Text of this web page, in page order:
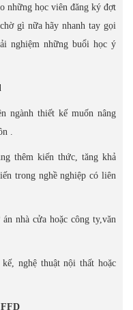
những học viên đăng ký đợt
gì nữa hãy nhanh tay gọi
nghiệm những buổi học ý
ngành thiết kế muốn nâng
.
thêm kiến thức, tăng khả
trong nghề nghiệp có liên
nhà cửa hoặc công ty,văn
nghệ thuật nội thất hoặc